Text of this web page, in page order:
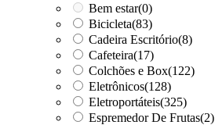
Bem estar(0)
Bicicleta(83)
Cadeira Escritório(8)
Cafeteira(17)
Colchões e Box(122)
Eletrônicos(128)
Eletroportáteis(325)
Espremedor De Frutas(2)